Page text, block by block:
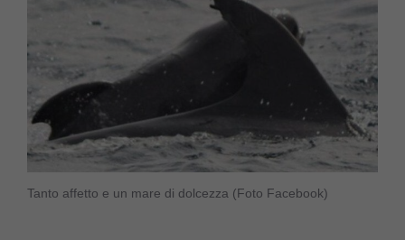
Tanto affetto e un mare di dolcezza (Foto Facebook)